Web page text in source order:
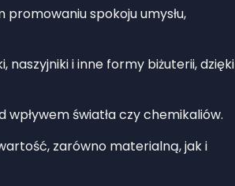
spokoju umysłu,
i inne formy biżuterii, dzięki
światła czy chemikaliów.
zarówno materialną, jak i